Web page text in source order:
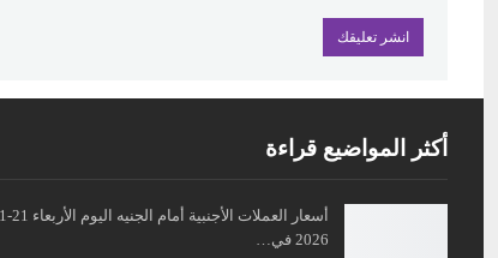
أكثر المواضيع قراءة
2026 في…